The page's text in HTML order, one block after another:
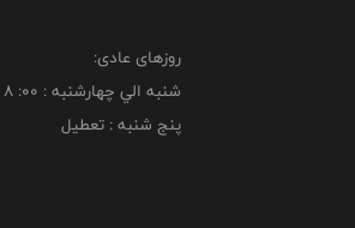
روزهای عادی:
شنبه الي چهارشنبه : 00: 8 لغايت 16:00
پنج شنبه : تعطیل